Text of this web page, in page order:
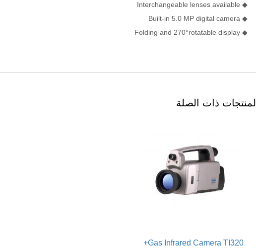
◆ Interchangeable lenses available
◆ Built-in 5.0 MP digital camera
◆ Folding and 270°rotatable display
المنتجات ذات الصلة
Gas Infrared Camera TI320+